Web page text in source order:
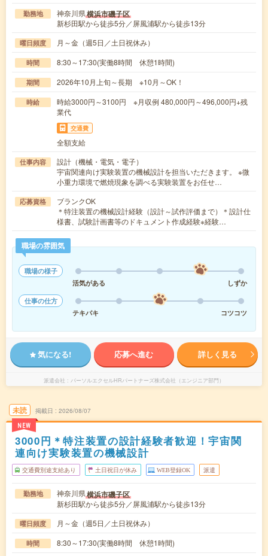
勤務地 神奈川県横浜市磯子区
新杉田駅から徒歩5分／屏風浦駅から徒歩13分
曜日頻度 月～金（週5日／土日祝休み）
時間 8:30～17:30(実働8時間 休憩1時間)
期間 2026年10月上旬～長期 ※10月～OK！
時給
時給3000円～3100円 ※月収例 480,000円～496,000円+残
業代
交通費
全額支給
仕事内容
設計（機械・電気・電子）
宇宙関連向け実験装置の機械設計を担当いただきます。 ※微
小重力環境で燃焼現象を調べる実験装置をお任せ…
応募資格
ブランクOK
＊特注装置の機械設計経験（設計～試作評価まで）＊設計仕
様書、試験計画書等のドキュメント作成経験※経験…
職場の雰囲気
職場の様子
活気がある
しずか
仕事の仕方
テキパキ
コツコツ
気になる! 応募へ進む 詳しく見る
派遣会社 パーソルエクセルHRパートナーズ株式会社（エンジニア部門）
未読
NEW
掲載日 2026/08/07
3000円＊特注装置の設計経験者歓迎！宇宙関
連向け実験装置の機械設計
交通費別途支給あり 土日祝日が休み WEB登録OK 派遣
勤務地 神奈川県横浜市磯子区
新杉田駅から徒歩5分／屏風浦駅から徒歩13分
曜日頻度 月～金（週5日／土日祝休み）
時間 8:30～17:30(実働8時間 休憩1時間)